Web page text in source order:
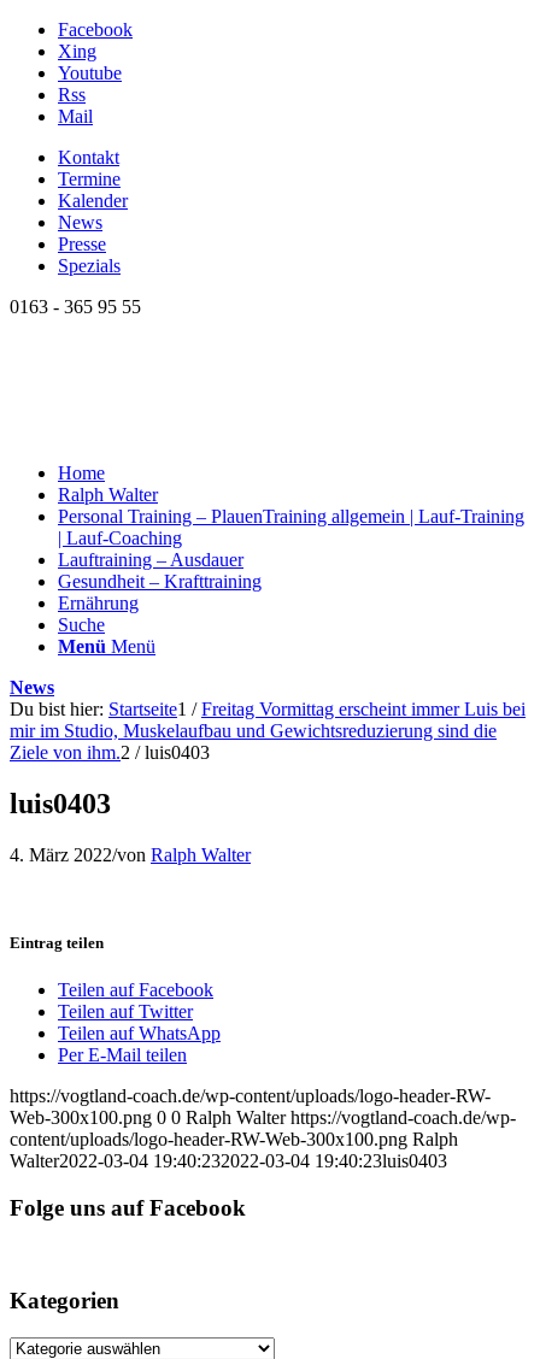
Facebook
Xing
Youtube
Rss
Mail
Kontakt
Termine
Kalender
News
Presse
Spezials
0163 - 365 95 55
Home
Ralph Walter
Personal Training – PlauenTraining allgemein | Lauf-Training
| Lauf-Coaching
Lauftraining – Ausdauer
Gesundheit – Krafttraining
Ernährung
Suche
Menü Menü
News
Du bist hier: Startseite1 / Freitag Vormittag erscheint immer Luis bei
mir im Studio, Muskelaufbau und Gewichtsreduzierung sind die
Ziele von ihm.2 / luis0403
luis0403
4. März 2022/von Ralph Walter
Eintrag teilen
Teilen auf Facebook
Teilen auf Twitter
Teilen auf WhatsApp
Per E-Mail teilen
https://vogtland-coach.de/wp-content/uploads/logo-header-RW-
Web-300x100.png 0 0 Ralph Walter https://vogtland-coach.de/wp-
content/uploads/logo-header-RW-Web-300x100.png Ralph
Walter2022-03-04 19:40:232022-03-04 19:40:23luis0403
Folge uns auf Facebook
Kategorien
Kategorien